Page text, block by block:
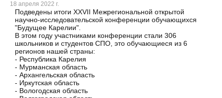
18 апреля 2022 г.
Подведены итоги XXVII Межрегиональной открытой
научно-исследовательской конференции обучающихся
"Будущее Карелии".
В этом году участниками конференции стали 306
школьников и студентов СПО, это обучающиеся из 6
регионов нашей страны:
- Республика Карелия
- Мурманская область
- Архангельская область
- Иркутская область
- Вологодская область